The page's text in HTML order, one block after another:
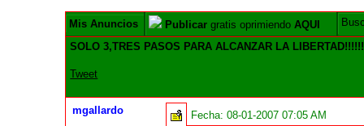
Mis Anuncios Publicar gratis oprimiendoAQUI
SOLO 3,TRES PASOS PARA ALCANZAR LA
Tweet
mgallardo Fecha:08-01-2007 07:05 AM